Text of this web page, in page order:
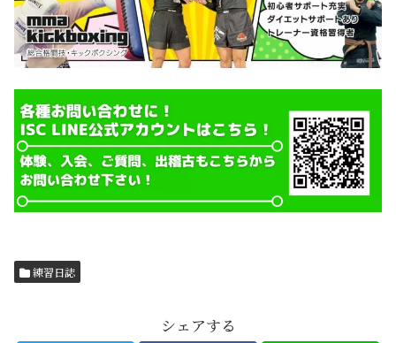
練習日誌
シェアする